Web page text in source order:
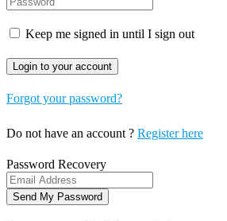
Keep me signed in until I sign out
Forgot your password?
Do not have an account ? Register here
Password Recovery